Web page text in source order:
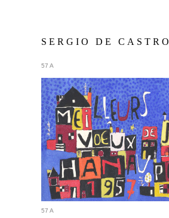
SERGIO DE CASTRO
57 A
57 A